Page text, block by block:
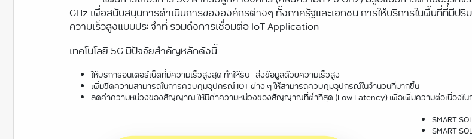
GHz เพื่อสนับสนุนการดำเนินการขององค์กรต่างๆ ทั้งภาครัฐและเอกชน การให้บริการในพื้นที่ที่มีป
ความเร็วสูงแบบประจำที่ รวมถึงการเชื่อมต่อ IoT Application
เทคโนโลยี 5G มีปัจจัยสำคัญหลักดังนี้
ให้บริการอินเตอร์เน็ตที่มีความเร็วสูงสุด ทำให้รับ-ส่งข้อมูลด้วยความเร็วสูง
เพิ่มขีดความสามารถในการควบคุมอุปกรณ์ IOT ต่าง ๆ ให้สามารถควบคุมอุปกรณ์ในจำนวนที่มากขึ้น
ลดค่าความหน่วงของสัญญาณ ให้มีค่าความหน่วงของสัญญาณที่ต่ำที่สุด (Low Latency) เพื่อเพิ่มความต่อเนื่องในก
SMART
SMART